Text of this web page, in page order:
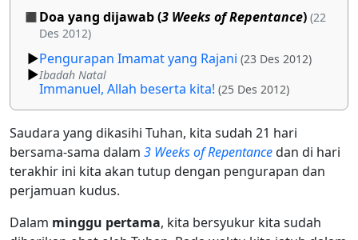
Doa yang dijawab (3 Weeks of Repentance) (22
Des 2012)
Pengurapan Imamat yang Rajani (23 Des 2012)
Ibadah Natal
Immanuel, Allah beserta kita! (25 Des 2012)
Saudara yang dikasihi Tuhan, kita sudah 21 hari
bersama-sama dalam 3 Weeks of Repentancedan di hari
terakhir ini kita akan tutup dengan pengurapan dan
perjamuan kudus.
Dalam minggu pertama, kita bersyukur kita sudah